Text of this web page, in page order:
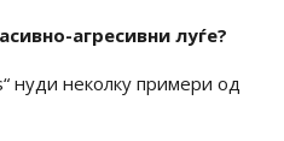
агресивни луѓе?
нуди неколку примери од